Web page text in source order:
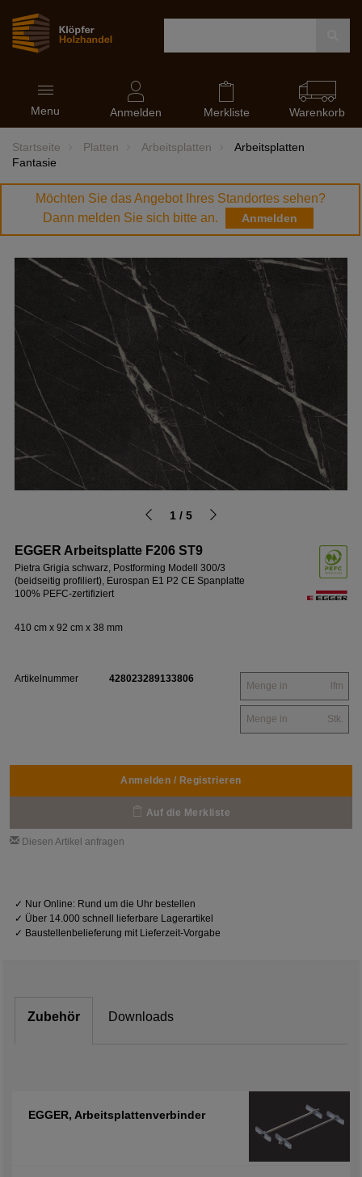
Navigation
ein-
und
ausblenden
Menu Anmelden Merkliste Warenkorb
Startseite Platten Arbeitsplatten
Arbeitsplatten
Fantasie
Möchten Sie das Angebot Ihres Standortes sehen?
Dann melden Sie sich bitte an.
Anmelden
1 / 5
EGGER Arbeitsplatte F206 ST9
Pietra Grigia schwarz, Postforming Modell 300/3
(beidseitig profiliert), Eurospan E1 P2 CE Spanplatte
100% PEFC-zertifiziert
410 cm x 92 cm x 38 mm
Artikelnummer 428023289133806
lfm
Stk.
Anmelden / Registrieren
Auf die Merkliste
Diesen Artikel anfragen
✓ Nur Online: Rund um die Uhr bestellen
✓ Über 14.000 schnell lieferbare Lagerartikel
✓ Baustellenbelieferung mit Lieferzeit-Vorgabe
Zubehör Downloads
EGGER, Arbeitsplattenverbinder